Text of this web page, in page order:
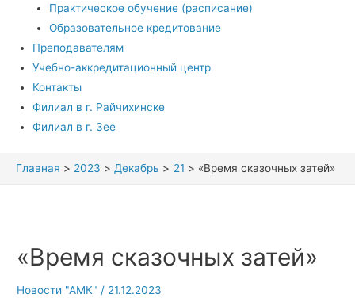
Практическое обучение (расписание)
Образовательное кредитование
Преподавателям
Учебно-аккредитационный центр
Контакты
Филиал в г. Райчихинске
Филиал в г. Зее
Главная 2023 Декабрь 21 «Время сказочных затей»
«Время сказочных затей»
Новости "АМК" / 21.12.2023